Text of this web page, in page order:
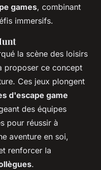
games, combinant
immersifs.
la scène des loisirs
proposer ce concept
Ces jeux plongent
d'escape game
des équipes
pour réussir à
aventure en soi,
renforcer la
.